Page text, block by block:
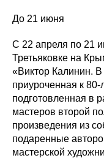
До 21 июня
С 22 апреля по 21
Третьяковке на
«Виктор Калинин. В
приуроченная к
подготовленная в
мастеров второй
произведения из
подаренные
мастерской